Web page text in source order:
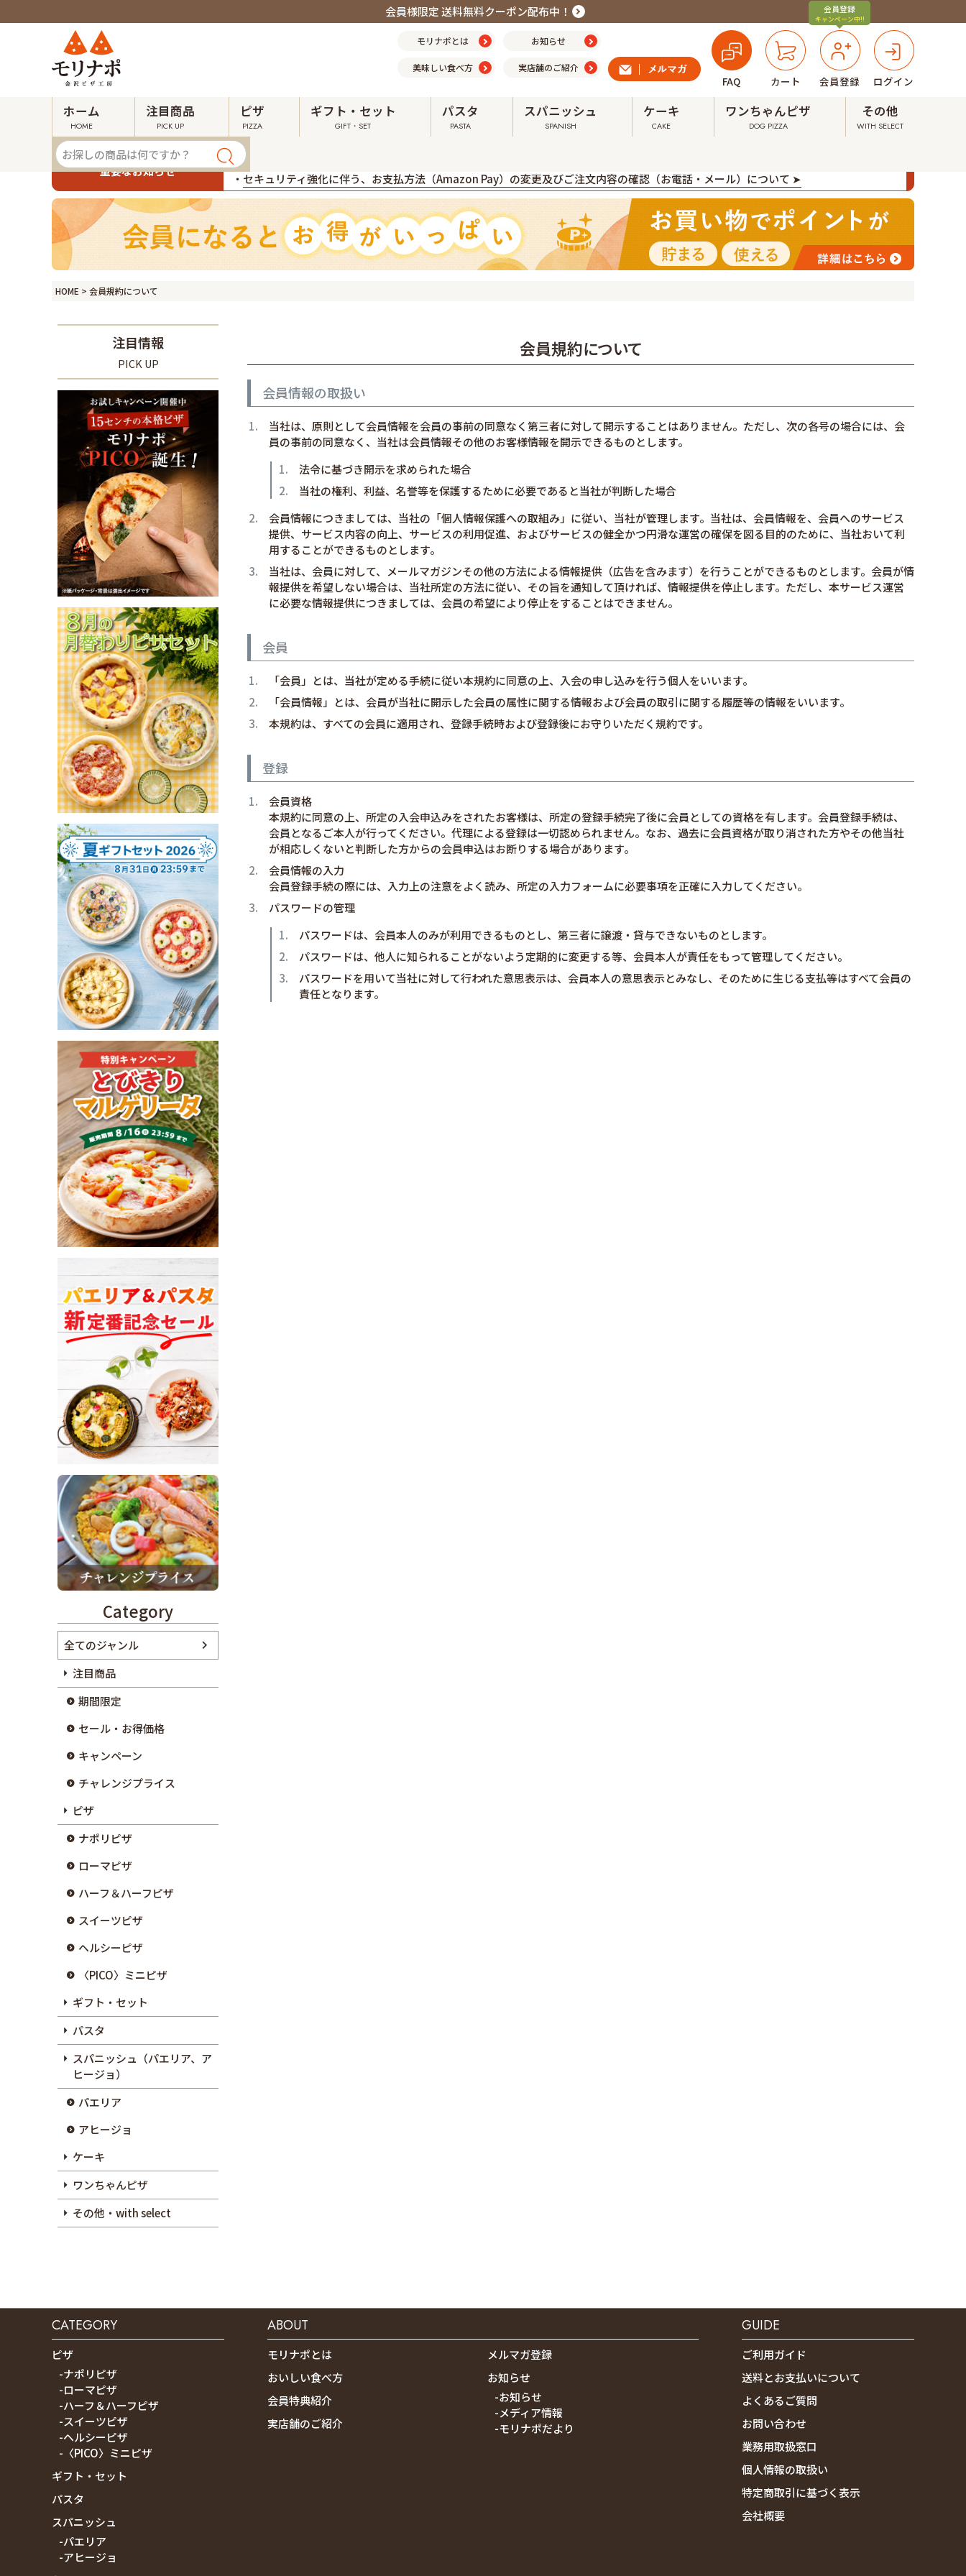
会員様限定 送料無料クーポン配布中！
モリナポとは お知らせ
美味しい食べ方 実店舗のご紹介
FAQ カート 会員登録
会員登録
キャンペーン中!!
ログイン
ホーム
HOME
注目商品
PICK UP
ピザ
PIZZA
ギフト・セット
GIFT・SET
パスタ
PASTA
スパニッシュ
SPANISH
ケーキ
CAKE
ワンちゃんピザ
DOG PIZZA
その他
WITH SELECT
重要なお知らせ
・令和８年熊本地震の影響による配送への影響について ➤
・ セキュリティ強化に伴う、お支払方法（Amazon Pay）の変更及びご注文内容の確認（お電話・メール）について ➤
HOME 会員規約について
注目情報
PICK UP
Category
全てのジャンル
注目商品
期間限定
セール・お得価格
キャンペーン
チャレンジプライス
ピザ
ナポリピザ
ローマピザ
ハーフ＆ハーフピザ
スイーツピザ
ヘルシーピザ
〈PICO〉ミニピザ
ギフト・セット
パスタ
スパニッシュ（パエリア、ア
ヒージョ）
パエリア
アヒージョ
ケーキ
ワンちゃんピザ
その他・with select
会員規約について
会員情報の取扱い
当社は、原則として会員情報を会員の事前の同意なく第三者に対して開示することはありません。ただし、次の各号の場合には、会
員の事前の同意なく、当社は会員情報その他のお客様情報を開示できるものとします。
法令に基づき開示を求められた場合
当社の権利、利益、名誉等を保護するために必要であると当社が判断した場合
会員情報につきましては、当社の「個人情報保護への取組み」に従い、当社が管理します。当社は、会員情報を、会員へのサービス
提供、サービス内容の向上、サービスの利用促進、およびサービスの健全かつ円滑な運営の確保を図る目的のために、当社おいて利
用することができるものとします。
当社は、会員に対して、メールマガジンその他の方法による情報提供（広告を含みます）を行うことができるものとします。会員が情
報提供を希望しない場合は、当社所定の方法に従い、その旨を通知して頂ければ、情報提供を停止します。ただし、本サービス運営
に必要な情報提供につきましては、会員の希望により停止をすることはできません。
会員
「会員」とは、当社が定める手続に従い本規約に同意の上、入会の申し込みを行う個人をいいます。
「会員情報」とは、会員が当社に開示した会員の属性に関する情報および会員の取引に関する履歴等の情報をいいます。
本規約は、すべての会員に適用され、登録手続時および登録後にお守りいただく規約です。
登録
会員資格
本規約に同意の上、所定の入会申込みをされたお客様は、所定の登録手続完了後に会員としての資格を有します。会員登録手続は、
会員となるご本人が行ってください。代理による登録は一切認められません。なお、過去に会員資格が取り消された方やその他当社
が相応しくないと判断した方からの会員申込はお断りする場合があります。
会員情報の入力
会員登録手続の際には、入力上の注意をよく読み、所定の入力フォームに必要事項を正確に入力してください。
パスワードの管理
パスワードは、会員本人のみが利用できるものとし、第三者に譲渡・貸与できないものとします。
パスワードは、他人に知られることがないよう定期的に変更する等、会員本人が責任をもって管理してください。
パスワードを用いて当社に対して行われた意思表示は、会員本人の意思表示とみなし、そのために生じる支払等はすべて会員の
責任となります。
CATEGORY
ピザ
-ナポリピザ
-ローマピザ
-ハーフ＆ハーフピザ
-スイーツピザ
-ヘルシーピザ
-〈PICO〉ミニピザ
ギフト・セット
パスタ
スパニッシュ
-パエリア
-アヒージョ
ABOUT
モリナポとは
おいしい食べ方
会員特典紹介
実店舗のご紹介
メルマガ登録
お知らせ
-お知らせ
-メディア情報
-モリナポだより
GUIDE
ご利用ガイド
送料とお支払いについて
よくあるご質問
お問い合わせ
業務用取扱窓口
個人情報の取扱い
特定商取引に基づく表示
会社概要